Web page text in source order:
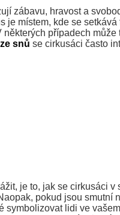
zábavu, hravost a
je místem, kde se
případech
snů se cirkusáci často
je to, jak se cirkusáci
pokud jsou
symbolizovat lidi ve